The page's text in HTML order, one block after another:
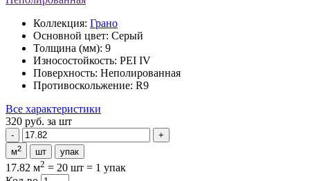
Коллекция: Грано
Основной цвет: Серый
Толщина (мм): 9
Износостойкость: PEI IV
Поверхность: Неполированная
Противоскольжение: R9
Все характеристики
320 руб. за шт
м2 шт упак
17.82 м2 = 20 шт = 1 упак